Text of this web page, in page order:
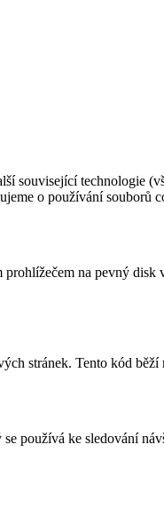
související technologie
o používání souborů
na pevný
stránek. Tento kód běží
používá ke sledování